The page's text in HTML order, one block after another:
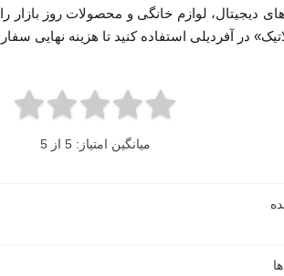
دیجیتال، لوازم خانگی و محصولات روز
در آفردیلی استفاده کنید تا هزینه نهایی
میانگین امتیاز: 5 از 5